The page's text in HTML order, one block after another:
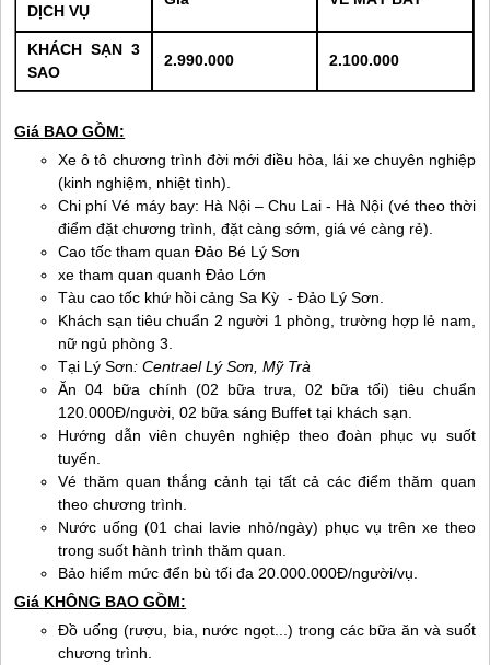
DỊCH VỤ
KHÁCH SẠN 3
SAO
2.990.000 2.100.000
Giá BAO GỒM:
Xe ô tô chương trình đời mới điều hòa, lái xe chuyên nghiệp
(kinh nghiệm, nhiệt tình).
Chi phí Vé máy bay: Hà Nội – Chu Lai - Hà Nội (vé theo thời
điểm đặt chương trình, đặt càng sớm, giá vé càng rẻ).
Cao tốc tham quan Đảo Bé Lý Sơn
xe tham quan quanh Đảo Lớn
Tàu cao tốc khứ hồi cảng Sa Kỳ -Đảo Lý Sơn
Khách sạn tiêu chuẩn 2 người 1 phòng, trường hợp lẻ nam,
nữ ngủ phòng 3.
Tại Lý Sơn: CentraelLý Sơn , Mỹ Trà
Ăn 04 bữa chính (02 bữa trưa, 02 bữa tối) tiêu chuẩn
120.000Đ/người, 02 bữa sáng Buffet tại khách sạn.
Hướng dẫn viên chuyên nghiệp theo đoàn phục vụ suốt
tuyến.
Vé thăm quan thắng cảnh tại tất cả các điểm thăm quan
theo chương trình.
Nước uống (01 chai lavie nhỏ/ngày) phục vụ trên xe theo
trong suốt hành trình thăm quan.
Bảo hiểm mức đển bù tối đa 20.000.000Đ/người/vụ.
Giá KHÔNG BAO GỒM:
Đồ uống (rượu, bia, nước ngọt...) trong các bữa ăn và suốt
chương trình.